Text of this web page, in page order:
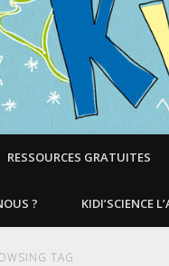
RESSOURCES GRATUITES
? KIDI’SCIENCE
TAG